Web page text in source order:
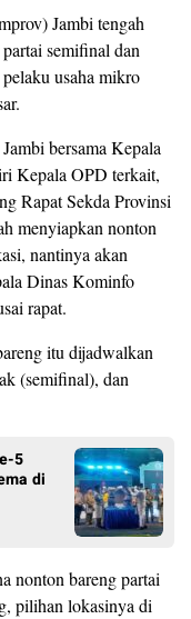
Jambi tengah
semifinal dan
usaha mikro
bersama Kepala
Kepala OPD terkait,
Rapat Sekda Provinsi
menyiapkan nonton
nantinya akan
Dinas Kominfo
rapat.
itu dijadwalkan
(semifinal), dan
5
di
nonton bareng partai
pilihan lokasinya di